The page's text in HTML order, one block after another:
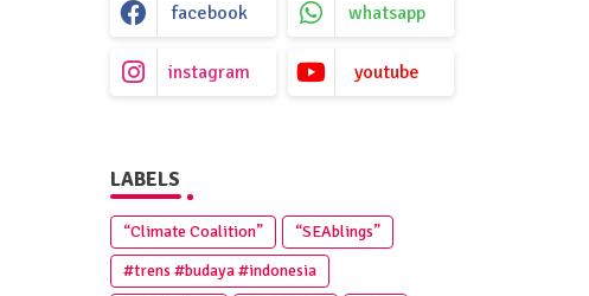
facebook whatsapp
instagram youtube
LABELS
“Climate Coalition”
“SEAblings”
#trens #budaya #indonesia